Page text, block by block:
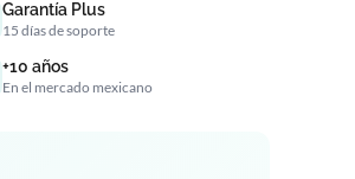
Garantía Plus
15 días de soporte
+10 años
En el mercado mexicano